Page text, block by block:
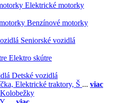
Elektrické motorky
Benzínové motorky
Seniorské vozidlá
Elektro skútre
Detské vozidlá
Elektrické traktory, Š ... viac
Kolobežky